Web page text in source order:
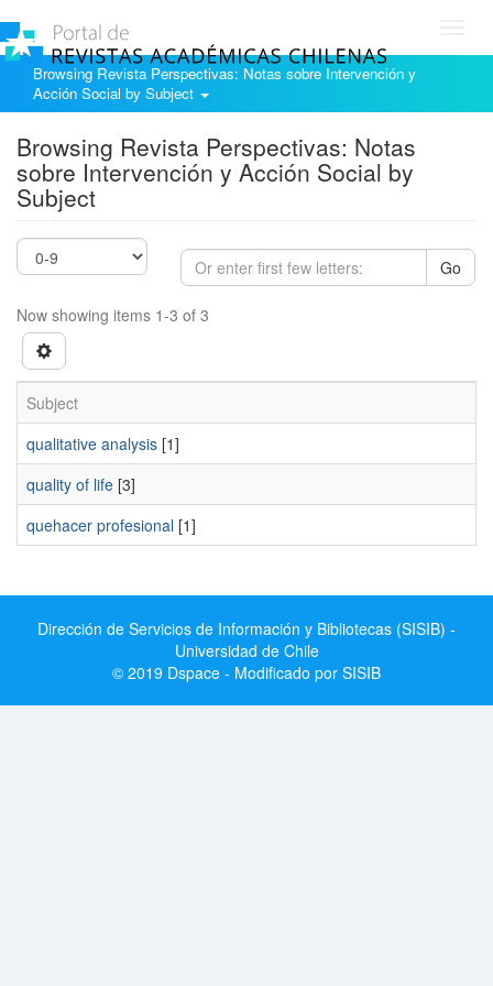
Browsing Revista Perspectivas: Notas sobre Intervención y
Acción Social by Subject
Browsing Revista Perspectivas: Notas
sobre Intervención y Acción Social by
Subject
Go
Now showing items 1-3 of 3
Subject
qualitative analysis [1]
quality of life [3]
quehacer profesional [1]
Dirección de Servicios de Información y Bibliotecas (SISIB) -
Universidad de Chile
© 2019 Dspace - Modificado por SISIB